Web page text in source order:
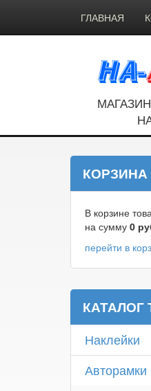
ГЛАВНАЯ
КОРЗИНА
В корзине
на сумму 0
перейти в
КАТАЛОГ
Наклейки
Авторамки